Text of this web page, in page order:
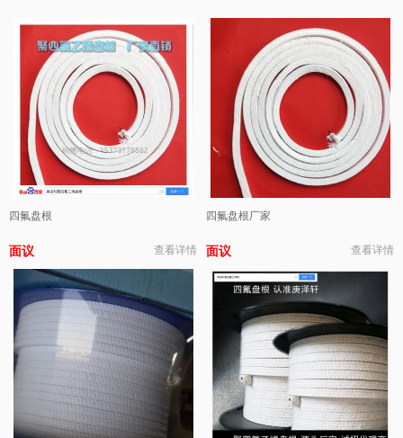
四氟盘根
面议 查看详情
四氟盘根厂家
面议 查看详情